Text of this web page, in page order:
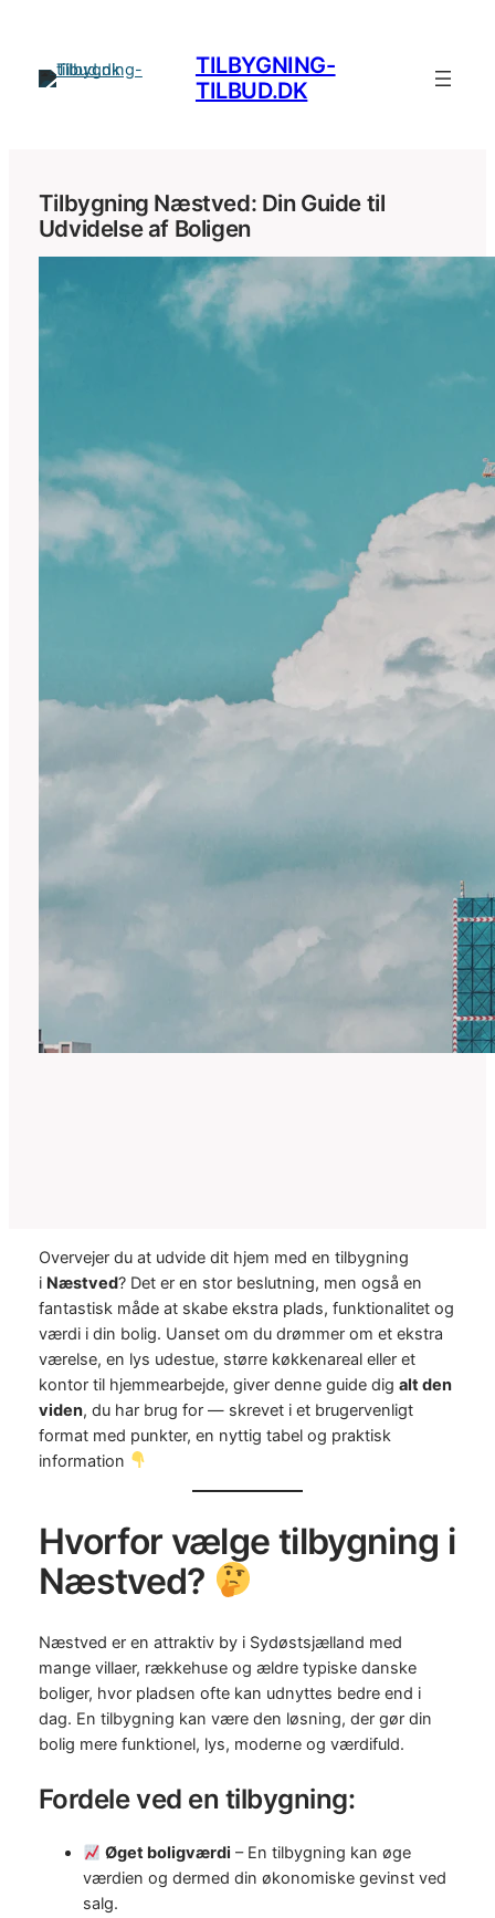
indhold
TILBYGNING-
TILBUD.DK
Tilbygning Næstved: Din Guide til
Udvidelse af Boligen
Overvejer du at udvide dit hjem med en tilbygning
i Næstved? Det er en stor beslutning, men også en
fantastisk måde at skabe ekstra plads, funktionalitet og
værdi i din bolig. Uanset om du drømmer om et ekstra
værelse, en lys udestue, større køkkenareal eller et
kontor til hjemmearbejde, giver denne guide dig alt den
viden, du har brug for — skrevet i et brugervenligt
format med punkter, en nyttig tabel og praktisk
information
Hvorfor vælge tilbygning i
Næstved?
Næstved er en attraktiv by i Sydøstsjælland med
mange villaer, rækkehuse og ældre typiske danske
boliger, hvor pladsen ofte kan udnyttes bedre end i
dag. En tilbygning kan være den løsning, der gør din
bolig mere funktionel, lys, moderne og værdifuld.
Fordele ved en tilbygning:
Øget boligværdi – En tilbygning kan øge
værdien og dermed din økonomiske gevinst ved
salg.